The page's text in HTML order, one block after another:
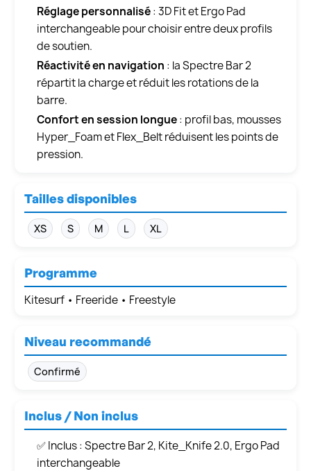
Réglage personnalisé: 3D Fit et Ergo Pad
interchangeable pour choisir entre deux profils
de soutien.
Réactivité en navigation : la Spectre Bar 2
répartit la charge et réduit les rotations de la
barre.
Confort en session longue: profil bas, mousses
Hyper_Foam et Flex_Belt réduisent les points de
pression.
Tailles disponibles
XS S M L XL
Programme
Kitesurf • Freeride • Freestyle
Niveau recommandé
Confirmé
Inclus / Non inclus
✅ Inclus : Spectre Bar 2, Kite_Knife 2.0, Ergo Pad
interchangeable